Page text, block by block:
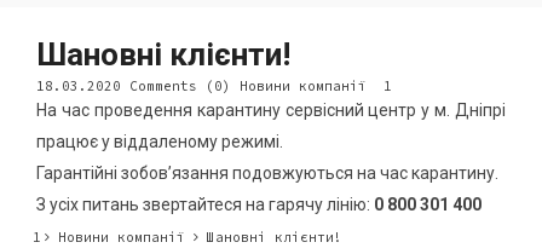
Шановні клієнти!
18.03.2020 Comments (0) Новини компанії 1
На час проведення карантину сервісний центр у м. Дніпрі
працює у віддаленому режимі.
Гарантійні зобов’язання подовжуються на час карантину.
З усіх питань звертайтеся на гарячу лінію: 0 800 301 400
1 Новини компанії Шановні клієнти!